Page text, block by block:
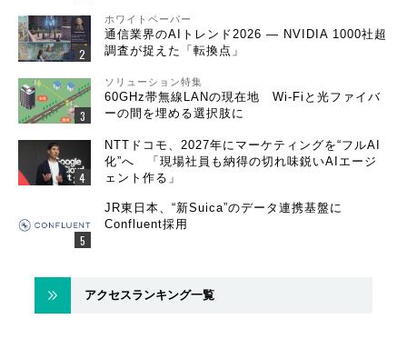
ホワイトペーパー
通信業界のAIトレンド2026 ― NVIDIA 1000社超
調査が捉えた「転換点」
ソリューション特集
60GHz帯無線LANの現在地 Wi-Fiと光ファイバ
ーの間を埋める選択肢に
NTTドコモ、2027年にマーケティングを“フルAI
化”へ 「現場社員も納得の切れ味鋭いAIエージ
ェント作る」
JR東日本、“新Suica”のデータ連携基盤に
Confluent採用
アクセスランキング一覧